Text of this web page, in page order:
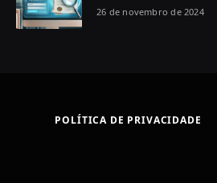
26 de novembro de 2024
POLÍTICA DE PRIVACIDADE